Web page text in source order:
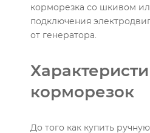
корморезка со шкивом
подключения
от генератора.
корморезок
До того как купить